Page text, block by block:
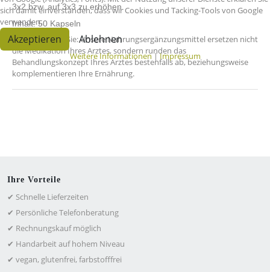
3x2 bzw. auf 3x3 zu erhöhen.
Inhalt: 50 Kapseln
Bitte beachten Sie: Unsere Nahrungsergänzungsmittel ersetzen nicht
die Medikation Ihres Arztes, sondern runden das
Behandlungskonzept Ihres Arztes bestenfalls ab, beziehungsweise
komplementieren Ihre Ernährung.
Ihre Vorteile
✔ Schnelle Lieferzeiten
✔ Persönliche Telefonberatung
✔ Rechnungskauf möglich
✔ Handarbeit auf hohem Niveau
✔ vegan, glutenfrei, farbstofffrei
sich damit einverstanden, dass wir Cookies und Tacking-Tools von Google
verwenden.
Akzeptieren Ablehnen
Weitere Informationen|Impressum